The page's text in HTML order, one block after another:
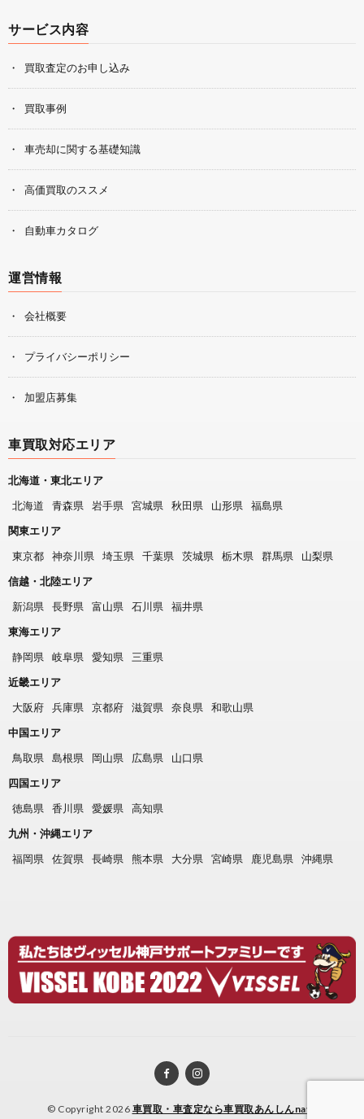
サービス内容
買取査定のお申し込み
買取事例
車売却に関する基礎知識
高価買取のススメ
自動車カタログ
運営情報
会社概要
プライバシーポリシー
加盟店募集
車買取対応エリア
北海道・東北エリア
北海道
青森県 岩手県 宮城県 秋田県 山形県
福島県
関東エリア
東京都
神奈川県 埼玉県 千葉県 茨城県 栃木県 群馬県
山梨県
信越・北陸エリア
新潟県
長野県 富山県 石川県
福井県
東海エリア
静岡県
岐阜県 愛知県
三重県
近畿エリア
大阪府
兵庫県 京都府 滋賀県 奈良県
和歌山県
中国エリア
鳥取県
島根県 岡山県 広島県
山口県
四国エリア
徳島県
香川県 愛媛県
高知県
九州・沖縄エリア
福岡県
佐賀県 長崎県 熊本県 大分県 宮崎県 鹿児島県 沖縄県
© Copyright 2026 車買取・車査定なら車買取あんしんnavi